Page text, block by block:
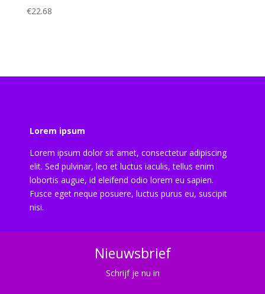
€22.68
Lorem ipsum
Lorem ipsum dolor sit amet, consectetur adipiscing
elit. Sed pulvinar, leo et luctus iaculis, tellus enim
lobortis augue, id eleifend odio lorem eu sapien.
Fusce eget neque posuere, luctus purus eu, suscipit
nisi.
Nieuwsbrief
Schrijf je nu in